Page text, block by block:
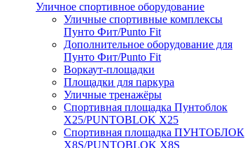
Уличное спортивное оборудование
Уличные спортивные комплексы
Пунто Фит/Punto Fit
Дополнительное оборудование для
Пунто Фит/Punto Fit
Воркаут-площадки
Площадки для паркура
Уличные тренажёры
Спортивная площадка Пунтоблок
Х25/PUNTOBLOK X25
Спортивная площадка ПУНТОБЛОК
X8S/PUNTOBLOK X8S